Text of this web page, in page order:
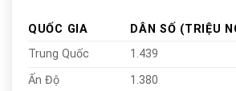
QUỐC GIA
DÂN SỐ (TRIỆU
Trung Quốc
1.439
Ấn Độ
1.380